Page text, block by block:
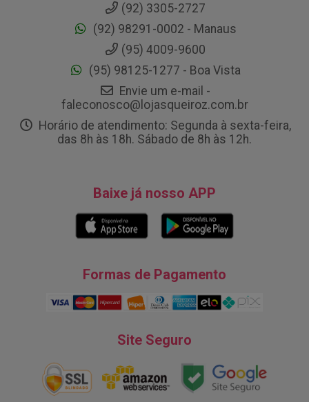
(92) 3305-2727
(92) 98291-0002 - Manaus
(95) 4009-9600
(95) 98125-1277 - Boa Vista
Envie um e-mail -
faleconosco@lojasqueiroz.com.br
Horário de atendimento: Segunda à sexta-feira,
das 8h às 18h. Sábado de 8h às 12h.
Baixe já nosso APP
Formas de Pagamento
Site Seguro